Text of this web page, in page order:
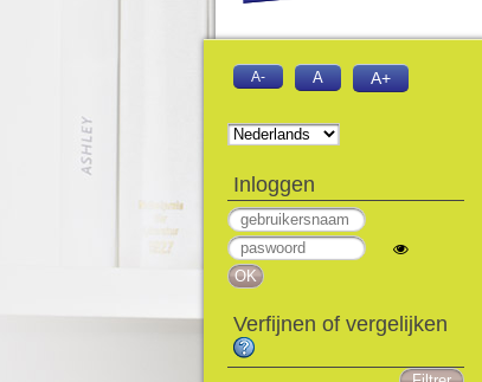
A- A A+
Inloggen
Verfijnen of vergelijken